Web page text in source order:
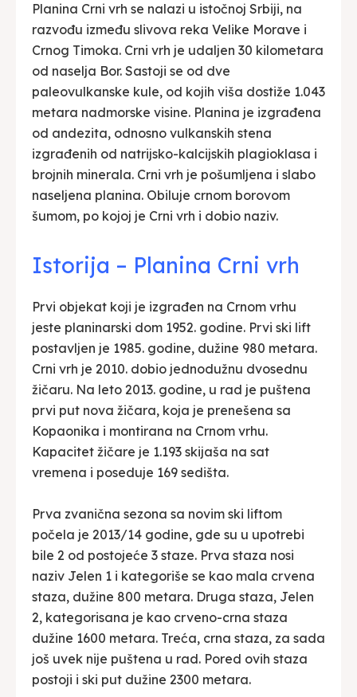
Planina Crni vrh se nalazi u istočnoj Srbiji, na
razvođu između slivova reka Velike Morave i
Crnog Timoka. Crni vrh je udaljen 30 kilometara
od naselja Bor. Sastoji se od dve
paleovulkanske kule, od kojih viša dostiže 1.043
metara nadmorske visine. Planina je izgrađena
od andezita, odnosno vulkanskih stena
izgrađenih od natrijsko-kalcijskih plagioklasa i
brojnih minerala. Crni vrh je pošumljena i slabo
naseljena planina. Obiluje crnom borovom
šumom, po kojoj je Crni vrh i dobio naziv.
Istorija – Planina Crni vrh
Prvi objekat koji je izgrađen na Crnom vrhu
jeste planinarski dom 1952. godine. Prvi ski lift
postavljen je 1985. godine, dužine 980 metara.
Crni vrh je 2010. dobio jednodužnu dvosednu
žičaru. Na leto 2013. godine, u rad je puštena
prvi put nova žičara, koja je prenešena sa
Kopaonika i montirana na Crnom vrhu.
Kapacitet žičare je 1.193 skijaša na sat
vremena i poseduje 169 sedišta.
Prva zvanična sezona sa novim ski liftom
počela je 2013/14 godine, gde su u upotrebi
bile 2 od postojeće 3 staze. Prva staza nosi
naziv Jelen 1 i kategoriše se kao mala crvena
staza, dužine 800 metara. Druga staza, Jelen
2, kategorisana je kao crveno-crna staza
dužine 1600 metara. Treća, crna staza, za sada
još uvek nije puštena u rad. Pored ovih staza
postoji i ski put dužine 2300 metara.